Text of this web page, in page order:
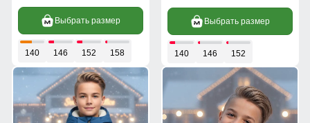
Выбрать размер
140 146 152 158
Выбрать размер
140 146 152